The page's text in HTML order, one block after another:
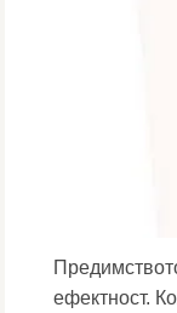
ефектност.